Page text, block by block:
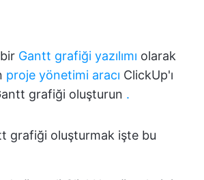
Gantt grafiği yazılımı olarak
proje yönetimi aracı ClickUp'ı
grafiği oluşturun .
grafiği oluşturmak işte bu